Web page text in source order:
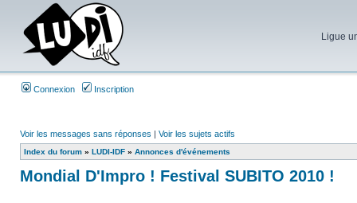
Ligue
Connexion Inscription
Voir les messages sans réponses | Voir les sujets actifs
Index du forum » LUDI-IDF » Annonces d'événements
Mondial D'Impro ! Festival SUBITO 2010 !